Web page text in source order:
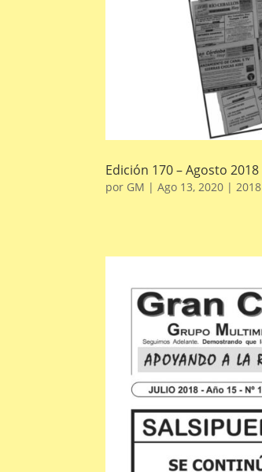
Edición 170 – Agosto 2018
por GM |Ago 13, 2020 |2018